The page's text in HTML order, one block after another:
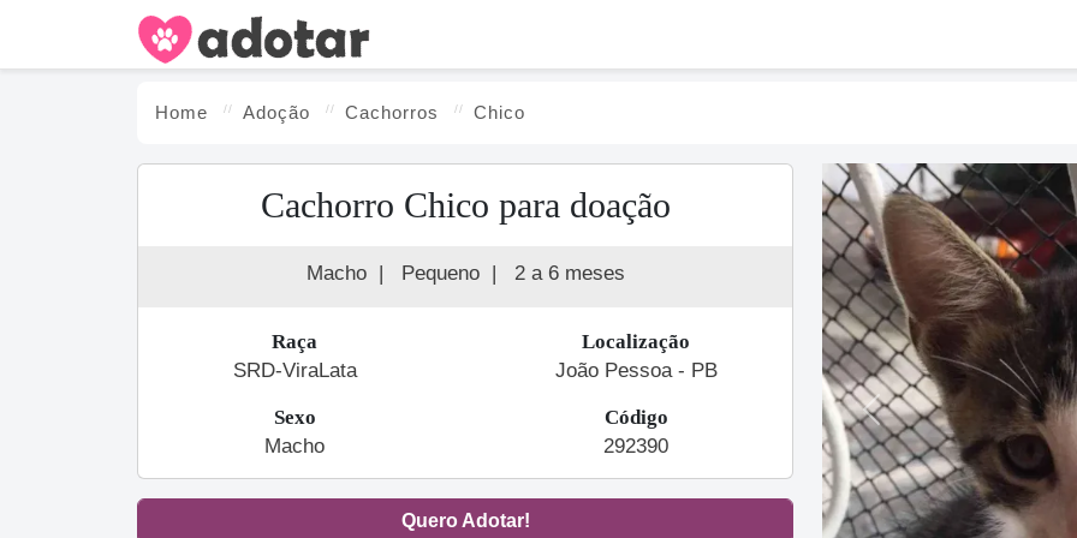
Home Adoção Cachorros Chico
Cachorro Chico para doação
Macho | Pequeno | 2 a 6 meses
Raça
SRD-ViraLata
Localização
João Pessoa - PB
Sexo
Macho
Código
292390
Quero Adotar!
Previous